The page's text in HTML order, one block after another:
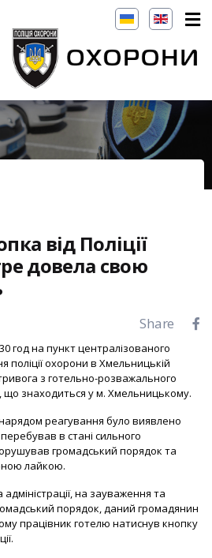
від Поліції
довела свою
Share
год на пункт централізованого
поліції охорони в Хмельницькій
з готельно-розважального
знаходиться у м. Хмельницькому.
реагування було виявлено
в стані сильного
громадський порядок та
лайкою.
на зауваження та
порядок, даний громадянин
працівник готелю натиснув кнопку